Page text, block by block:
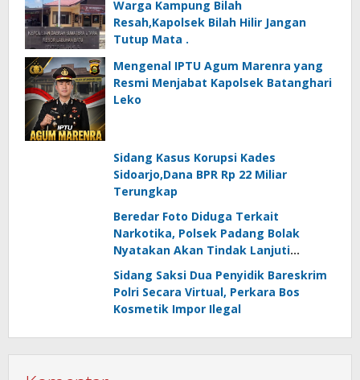
Warga Kampung Bilah
Resah,Kapolsek Bilah Hilir Jangan
Tutup Mata .
Mengenal IPTU Agum Marenra yang
Resmi Menjabat Kapolsek Batanghari
Leko
Sidang Kasus Korupsi Kades
Sidoarjo,Dana BPR Rp 22 Miliar
Terungkap
Beredar Foto Diduga Terkait
Narkotika, Polsek Padang Bolak
Nyatakan Akan Tindak Lanjuti
Sidang Saksi Dua Penyidik Bareskrim
Polri Secara Virtual, Perkara Bos
Kosmetik Impor Ilegal